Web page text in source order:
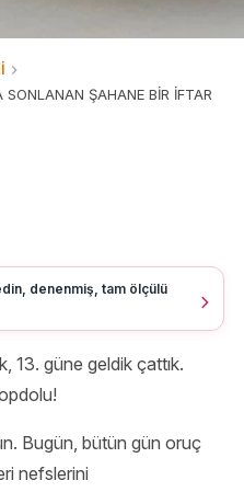
ŞAHANE BİR İFTAR
denenmiş, tam ölçülü
13. güne geldik çattık.
Bugün, bütün gün oruç
nefslerini